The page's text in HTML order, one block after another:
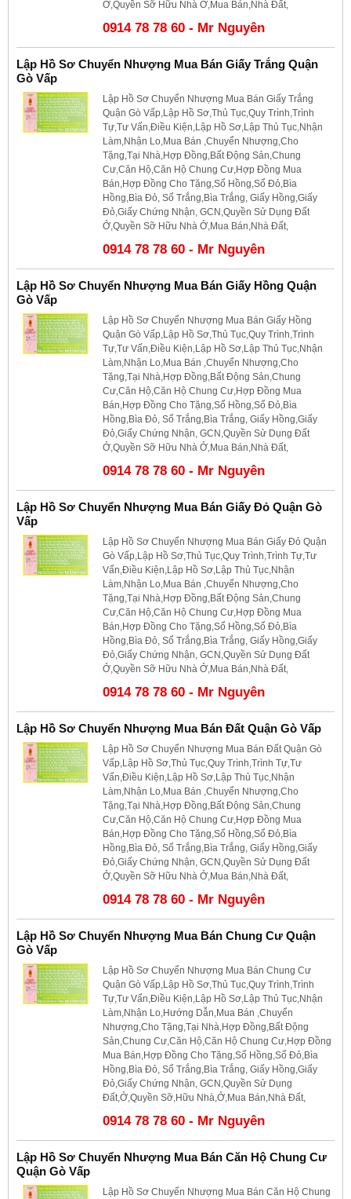
Ở,Quyền Sỡ Hữu Nhà Ở,Mua Bán,Nhà Đất,
0914 78 78 60 - Mr Nguyên
Lập Hồ Sơ Chuyển Nhượng Mua Bán Giấy Trắng Quận
Gò Vấp
Lập Hồ Sơ Chuyển Nhượng Mua Bán Giấy Trắng
Quận Gò Vấp,Lập Hồ Sơ,Thủ Tục,Quy Trình,Trình
Tự,Tư Vấn,Điều Kiện,Lập Hồ Sơ,Lập Thủ Tục,Nhận
Làm,Nhận Lo,Mua Bán ,Chuyển Nhượng,Cho
Tặng,Tại Nhà,Hợp Đồng,Bất Động Sản,Chung
Cư,Căn Hộ,Căn Hộ Chung Cư,Hợp Đồng Mua
Bán,Hợp Đồng Cho Tặng,Sổ Hồng,Sổ Đỏ,Bìa
Hồng,Bìa Đỏ, Sổ Trắng,Bìa Trắng, Giấy Hồng,Giấy
Đỏ,Giấy Chứng Nhận, GCN,Quyền Sử Dụng Đất
Ở,Quyền Sỡ Hữu Nhà Ở,Mua Bán,Nhà Đất,
0914 78 78 60 - Mr Nguyên
Lập Hồ Sơ Chuyển Nhượng Mua Bán Giấy Hồng Quận
Gò Vấp
Lập Hồ Sơ Chuyển Nhượng Mua Bán Giấy Hồng
Quận Gò Vấp,Lập Hồ Sơ,Thủ Tục,Quy Trình,Trình
Tự,Tư Vấn,Điều Kiện,Lập Hồ Sơ,Lập Thủ Tục,Nhận
Làm,Nhận Lo,Mua Bán ,Chuyển Nhượng,Cho
Tặng,Tại Nhà,Hợp Đồng,Bất Động Sản,Chung
Cư,Căn Hộ,Căn Hộ Chung Cư,Hợp Đồng Mua
Bán,Hợp Đồng Cho Tặng,Sổ Hồng,Sổ Đỏ,Bìa
Hồng,Bìa Đỏ, Sổ Trắng,Bìa Trắng, Giấy Hồng,Giấy
Đỏ,Giấy Chứng Nhận, GCN,Quyền Sử Dụng Đất
Ở,Quyền Sỡ Hữu Nhà Ở,Mua Bán,Nhà Đất,
0914 78 78 60 - Mr Nguyên
Lập Hồ Sơ Chuyển Nhượng Mua Bán Giấy Đỏ Quận Gò
Vấp
Lập Hồ Sơ Chuyển Nhượng Mua Bán Giấy Đỏ Quận
Gò Vấp,Lập Hồ Sơ,Thủ Tục,Quy Trình,Trình Tự,Tư
Vấn,Điều Kiện,Lập Hồ Sơ,Lập Thủ Tục,Nhận
Làm,Nhận Lo,Mua Bán ,Chuyển Nhượng,Cho
Tặng,Tại Nhà,Hợp Đồng,Bất Động Sản,Chung
Cư,Căn Hộ,Căn Hộ Chung Cư,Hợp Đồng Mua
Bán,Hợp Đồng Cho Tặng,Sổ Hồng,Sổ Đỏ,Bìa
Hồng,Bìa Đỏ, Sổ Trắng,Bìa Trắng, Giấy Hồng,Giấy
Đỏ,Giấy Chứng Nhận, GCN,Quyền Sử Dụng Đất
Ở,Quyền Sỡ Hữu Nhà Ở,Mua Bán,Nhà Đất,
0914 78 78 60 - Mr Nguyên
Lập Hồ Sơ Chuyển Nhượng Mua Bán Đất Quận Gò Vấp
Lập Hồ Sơ Chuyển Nhượng Mua Bán Đất Quận Gò
Vấp,Lập Hồ Sơ,Thủ Tục,Quy Trình,Trình Tự,Tư
Vấn,Điều Kiện,Lập Hồ Sơ,Lập Thủ Tục,Nhận
Làm,Nhận Lo,Mua Bán ,Chuyển Nhượng,Cho
Tặng,Tại Nhà,Hợp Đồng,Bất Động Sản,Chung
Cư,Căn Hộ,Căn Hộ Chung Cư,Hợp Đồng Mua
Bán,Hợp Đồng Cho Tặng,Sổ Hồng,Sổ Đỏ,Bìa
Hồng,Bìa Đỏ, Sổ Trắng,Bìa Trắng, Giấy Hồng,Giấy
Đỏ,Giấy Chứng Nhận, GCN,Quyền Sử Dụng Đất
Ở,Quyền Sỡ Hữu Nhà Ở,Mua Bán,Nhà Đất,
0914 78 78 60 - Mr Nguyên
Lập Hồ Sơ Chuyển Nhượng Mua Bán Chung Cư Quận
Gò Vấp
Lập Hồ Sơ Chuyển Nhượng Mua Bán Chung Cư
Quận Gò Vấp,Lập Hồ Sơ,Thủ Tục,Quy Trình,Trình
Tự,Tư Vấn,Điều Kiện,Lập Hồ Sơ,Lập Thủ Tục,Nhận
Làm,Nhận Lo,Hướng Dẫn,Mua Bán ,Chuyển
Nhượng,Cho Tặng,Tại Nhà,Hợp Đồng,Bất Động
Sản,Chung Cư,Căn Hộ,Căn Hộ Chung Cư,Hợp Đồng
Mua Bán,Hợp Đồng Cho Tặng,Sổ Hồng,Sổ Đỏ,Bìa
Hồng,Bìa Đỏ, Sổ Trắng,Bìa Trắng, Giấy Hồng,Giấy
Đỏ,Giấy Chứng Nhận, GCN,Quyền Sử Dụng
Đất,Ở,Quyền Sỡ,Hữu Nhà,Ở,Mua Bán,Nhà Đất,
0914 78 78 60 - Mr Nguyên
Lập Hồ Sơ Chuyển Nhượng Mua Bán Căn Hộ Chung Cư
Quận Gò Vấp
Lập Hồ Sơ Chuyển Nhượng Mua Bán Căn Hộ Chung